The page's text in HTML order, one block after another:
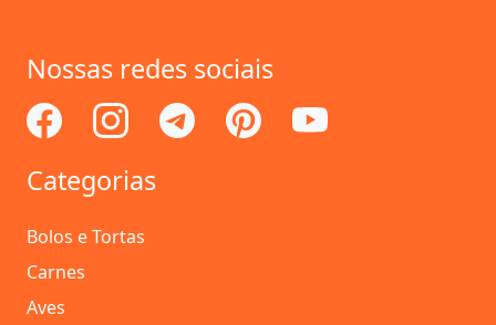
Nossas redes sociais
Categorias
Bolos e Tortas
Carnes
Aves